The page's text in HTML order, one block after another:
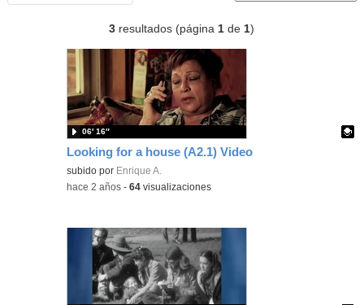
3 resultados (página1 de1)
Looking for a house (A2.1) Video
Contenido educativo.
subido por Enrique A.
06′ 16″
-hace 2 años -64 visualizaciones